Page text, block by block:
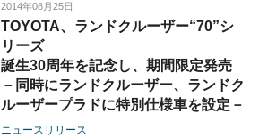
2014年08月25日
TOYOTA、ランドクルーザー“70”シ
リーズ
誕生30周年を記念し、期間限定発売
－同時にランドクルーザー、ランドク
ルーザープラドに特別仕様車を設定－
ニュースリリース